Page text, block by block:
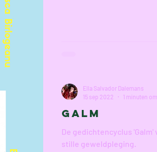
GALM
De gedichtencyclus 'Galm'
stille geweldpleging.
Ella Salvador Dalemans
15 sep 2022
1 minuten